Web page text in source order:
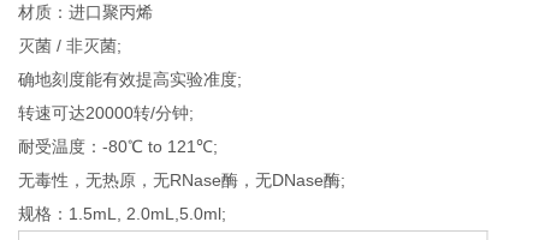
材质：进口聚丙烯
灭菌 / 非灭菌;
确地刻度能有效提高实验准度;
转速可达20000转/分钟;
耐受温度：-80℃ to 121℃;
无毒性，无热原，无RNase酶，无DNase酶;
规格：1.5mL, 2.0mL,5.0ml;